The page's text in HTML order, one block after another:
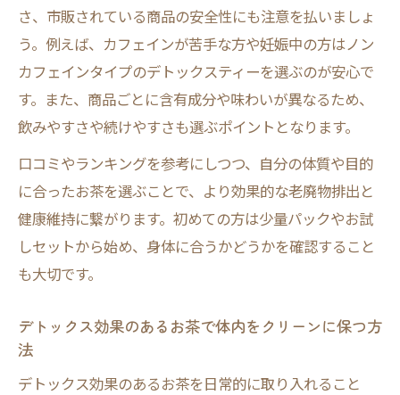
さ、市販されている商品の安全性にも注意を払いましょ
う。例えば、カフェインが苦手な方や妊娠中の方はノン
カフェインタイプのデトックスティーを選ぶのが安心で
す。また、商品ごとに含有成分や味わいが異なるため、
飲みやすさや続けやすさも選ぶポイントとなります。
口コミやランキングを参考にしつつ、自分の体質や目的
に合ったお茶を選ぶことで、より効果的な老廃物排出と
健康維持に繋がります。初めての方は少量パックやお試
しセットから始め、身体に合うかどうかを確認すること
も大切です。
デトックス効果のあるお茶で体内をクリーンに保つ方
法
デトックス効果のあるお茶を日常的に取り入れること